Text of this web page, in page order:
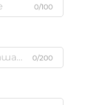
0/100
0/200